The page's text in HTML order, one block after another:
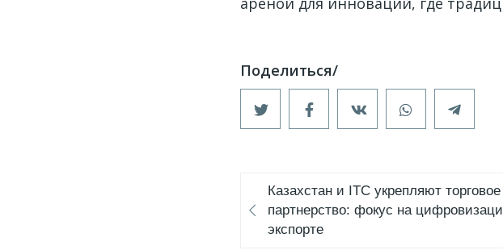
Казахстан и ITC укрепляют торговое
партнерство: фокус на
экспорте